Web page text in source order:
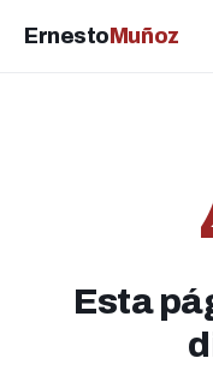
Ernesto Muñoz
Esta